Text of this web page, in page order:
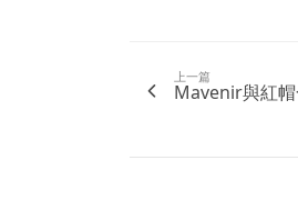
上一篇
Mavenir與紅